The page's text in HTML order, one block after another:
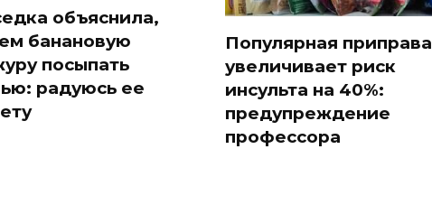
объяснила,
банановую
посыпать
радуюсь ее
Популярная приправа
увеличивает риск
инсульта на 40%:
предупреждение
профессора